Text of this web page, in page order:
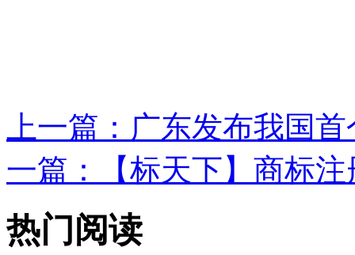
上一篇： 广东发布我国
一篇：
【标天下】商标
热门阅读